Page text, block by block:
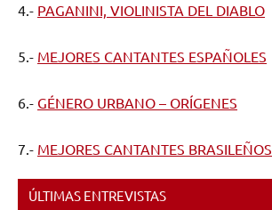
4.- PAGANINI, VIOLINISTA DEL DIABLO
5.- MEJORES CANTANTES ESPAÑOLES
6.- GÉNERO URBANO – ORÍGENES
7.- MEJORES CANTANTES BRASILEÑOS
ÚLTIMAS ENTREVISTAS